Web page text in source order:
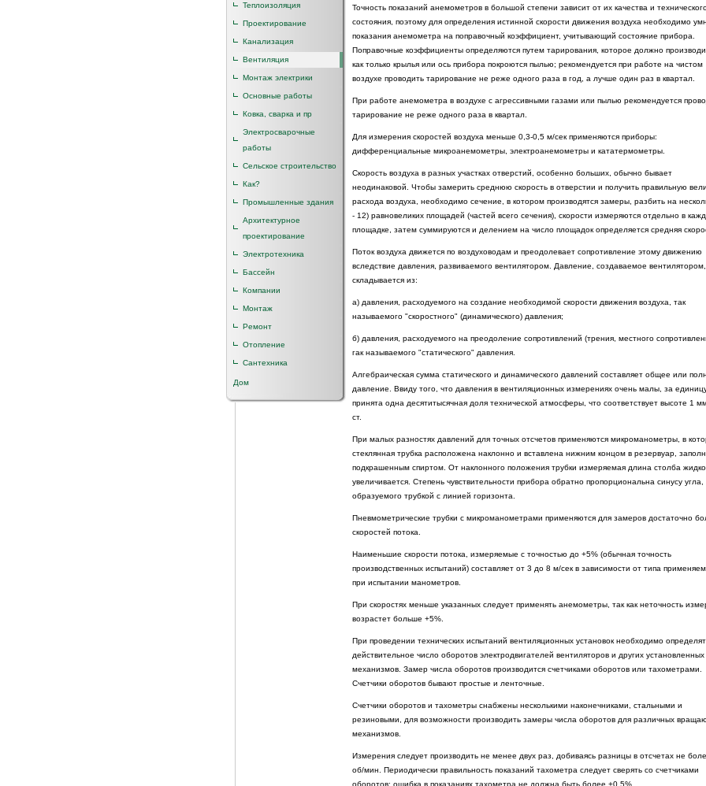
Теплоизоляция
Проектирование
Канализация
Вентиляция
Монтаж электрики
Основные работы
Ковка, сварка и пр
Электросварочные
работы
Сельское строительство
Как?
Промышленные здания
Архитектурное
проектирование
Электротехника
Бассейн
Компании
Монтаж
Ремонт
Отопление
Сантехника
Дом
Точность показаний анемометров в большой степени зависит от их качества и
состояния, поэтому для определения истинной скорости движения воздуха необходимо
показания анемометра на поправочный коэффициент, учитывающий состояние прибора.
Поправочные коэффициенты определяются путем тарирования, которое должно
как только крылья или ось прибора покроются пылью; рекомендуется при работе на чистом
воздухе проводить тарирование не реже одного раза в год, а лучше один раз в квартал.
При работе анемометра в воздухе с агрессивными газами или пылью рекомендуется
тарирование не реже одного раза в квартал.
Для измерения скоростей воздуха меньше 0,3-0,5 м/сек применяются приборы:
дифференциальные микроанемометры, электроанемометры и кататермометры.
Скорость воздуха в разных участках отверстий, особенно больших, обычно бывает
неодинаковой. Чтобы замерить среднюю скорость в отверстии и получить правильную
расхода воздуха, необходимо сечение, в котором производятся замеры, разбить на
- 12) равновеликих площадей (частей всего сечения), скорости измеряются отдельно в
площадке, затем суммируются и делением на число площадок определяется средняя
Поток воздуха движется по воздуховодам и преодолевает сопротивление этому движению
вследствие давления, развиваемого вентилятором. Давление, создаваемое вентилятором,
складывается из:
а) давления, расходуемого на создание необходимой скорости движения воздуха, так
называемого "скоростного" (динамического) давления;
б) давления, расходуемого на преодоление сопротивлений (трения, местного
гак называемого "статического" давления.
Алгебраическая сумма статического и динамического давлений составляет общее или
давление. Ввиду того, что давления в вентиляционных измерениях очень малы, за
принята одна десятитысячная доля технической атмосферы, что соответствует высоте 1
ст.
При малых разностях давлений для точных отсчетов применяются микроманометры, в
стеклянная трубка расположена наклонно и вставлена нижним концом в резервуар,
подкрашенным спиртом. От наклонного положения трубки измеряемая длина столба
увеличивается. Степень чувствительности прибора обратно пропорциональна синусу угла,
образуемого трубкой с линией горизонта.
Пневмометрические трубки с микроманометрами применяются для замеров достаточно
скоростей потока.
Наименьшие скорости потока, измеряемые с точностью до +5% (обычная точность
производственных испытаний) составляет от 3 до 8 м/сек в зависимости от типа
при испытании манометров.
При скоростях меньше указанных следует применять анемометры, так как неточность
возрастет больше +5%.
При проведении технических испытаний вентиляционных установок необходимо
действительное число оборотов электродвигателей вентиляторов и других установленных
механизмов. Замер числа оборотов производится счетчиками оборотов или тахометрами.
Счетчики оборотов бывают простые и ленточные.
Счетчики оборотов и тахометры снабжены несколькими наконечниками, стальными и
резиновыми, для возможности производить замеры числа оборотов для различных
механизмов.
Измерения следует производить не менее двух раз, добиваясь разницы в отсчетах не
об/мин. Периодически правильность показаний тахометра следует сверять со счетчиками
оборотов: ошибка в показаниях тахометра не должна быть более +0,5%.